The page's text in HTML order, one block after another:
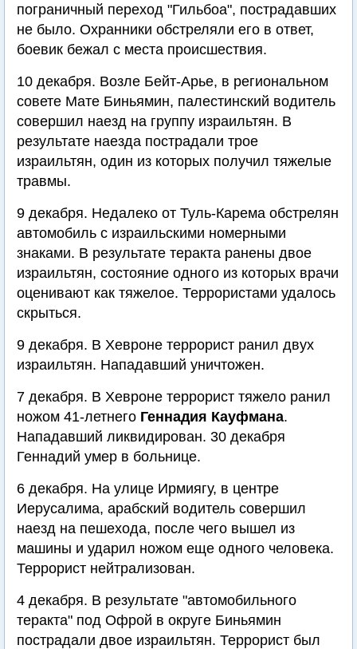
пограничный переход "Гильбоа", пострадавших
не было. Охранники обстреляли его в ответ,
боевик бежал с места происшествия.
10 декабря. Возле Бейт-Арье, в региональном
совете Мате Биньямин, палестинский водитель
совершил наезд на группу израильтян. В
результате наезда пострадали трое
израильтян, один из которых получил тяжелые
травмы.
9 декабря. Недалеко от Туль-Карема обстрелян
автомобиль с израильскими номерными
знаками. В результате теракта ранены двое
израильтян, состояние одного из которых врачи
оценивают как тяжелое. Террористами удалось
скрыться.
9 декабря. В Хевроне террорист ранил двух
израильтян. Нападавший уничтожен.
7 декабря. В Хевроне террорист тяжело ранил
ножом 41-летнего Геннадия Кауфмана.
Нападавший ликвидирован. 30 декабря
Геннадий умер в больнице.
6 декабря. На улице Ирмиягу, в центре
Иерусалима, арабский водитель совершил
наезд на пешехода, после чего вышел из
машины и ударил ножом еще одного человека.
Террорист нейтрализован.
4 декабря. В результате "автомобильного
теракта" под Офрой в округе Биньямин
пострадали двое израильтян. Террорист был